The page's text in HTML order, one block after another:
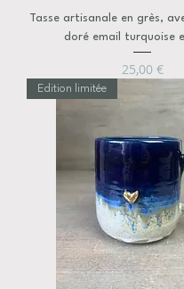
Tasse artisanale en grès,
doré email turquoise
Prix
25,00 €
Edition limitée